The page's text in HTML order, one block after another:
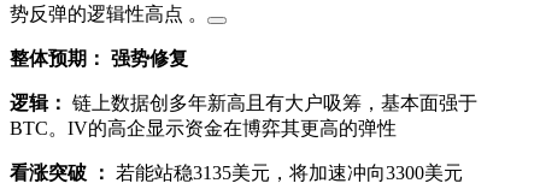
势反弹的逻辑性高点 。
整体预期： 强势修复
逻辑： 链上数据创多年新高且有大户吸筹，基本面强于
BTC。IV的高企显示资金在博弈其更高的弹性
看涨突破 ： 若能站稳3135美元，将加速冲向3300美元